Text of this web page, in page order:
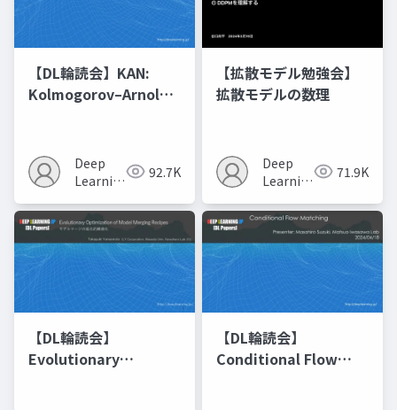
【DL輪読会】KAN:
Kolmogorov–Arnold
Deep
Learning
92.7K
【拡散モデル勉強会】
拡散モデルの数理
Deep
Learning
71.9K
【DL輪読会】
Evolutionary
【DL輪読会】
Conditional Flow